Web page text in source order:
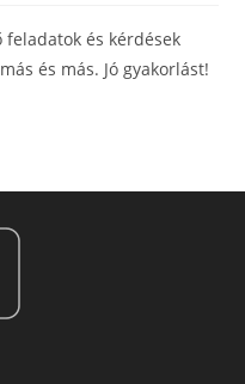
és kérdések
és más. Jó gyakorlást!